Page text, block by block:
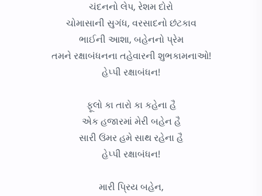
ચંદનનો લેપ, રેશમ દોરો
ચોમાસાની સુગંધ, વરસાદનો છંટકાવ
ભાઈની આશા, બહેનનો પ્રેમ
તમને રક્ષાબંધનના તહેવારની શુભકામનાઓ!
હેપ્પી રક્ષાબંધન!
ફૂલો કા તારો કા કહેના હૈ
એક હજારમાં મેરી બહેન હૈ
સારી ઉંમર હમે સાથ રહેના હૈ
હેપ્પી રક્ષાબંધન!
મારી પ્રિય બહેન,